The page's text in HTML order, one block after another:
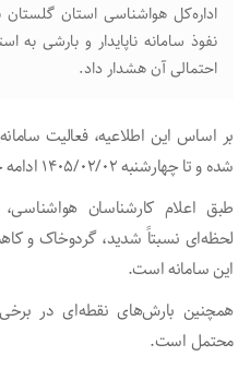
اداره‌کل هواشناسی استان
نفوذ سامانه ناپایدار و بارشی
احتمالی آن هشدار داد.
شده و تا چهارشنبه ۱۴۰۵/۰۲/۰۲ ادامه خواهد داشت.
طبق اعلام کارشناسان هواشناسی،
لحظه‌ای نسبتاً شدید، گردوخاک و
این سامانه است.
همچنین بارش‌های نقطه‌ای در
محتمل است.